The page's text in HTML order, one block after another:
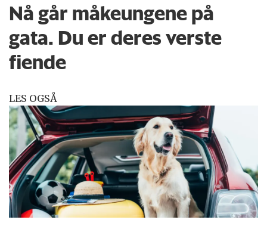
Nå går måkeungene på
gata. Du er deres verste
fiende
LES OGSÅ